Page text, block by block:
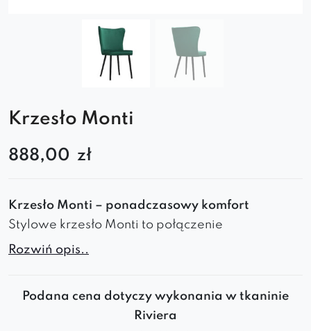
Krzesło Monti
888,00 zł
Krzesło Monti – ponadczasowy komfort
Stylowe krzesło Monti to połączenie
nowoczesnego designu z subtelną elegancją.
Wygoda i charakter w jednym
Rozwiń opis..
Podana cena dotyczy wykonania w tkaninie
Riviera